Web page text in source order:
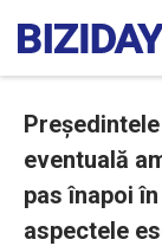
eventuală
pas înapoi
aspectele